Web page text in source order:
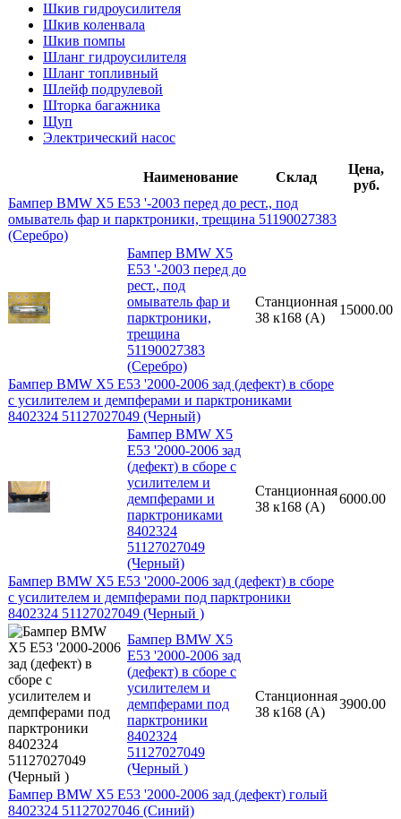
Шкив гидроусилителя
Шкив коленвала
Шкив помпы
Шланг гидроусилителя
Шланг топливный
Шлейф подрулевой
Шторка багажника
Щуп
Электрический насос
Наименование Склад
Цена,
руб.
Бампер BMW X5 E53 '-2003 перед до рест., под
омыватель фар и парктроники, трещина 51190027383
(Серебро)
Бампер BMW X5
E53 '-2003 перед до
рест., под
омыватель фар и
парктроники,
трещина
51190027383
(Серебро)
Станционная
38 к168 (A)
15000.00
Бампер BMW X5 E53 '2000-2006 зад (дефект) в сборе
с усилителем и демпферами и парктрониками
8402324 51127027049 (Черный)
Бампер BMW X5
E53 '2000-2006 зад
(дефект) в сборе с
усилителем и
демпферами и
парктрониками
8402324
51127027049
(Черный)
Станционная
38 к168 (A)
6000.00
Бампер BMW X5 E53 '2000-2006 зад (дефект) в сборе
с усилителем и демпферами под парктроники
8402324 51127027049 (Черный )
Бампер BMW X5
E53 '2000-2006 зад
(дефект) в сборе с
усилителем и
демпферами под
парктроники
8402324
51127027049
(Черный )
Станционная
38 к168 (A)
3900.00
Бампер BMW X5 E53 '2000-2006 зад (дефект) голый
8402324 51127027046 (Синий)